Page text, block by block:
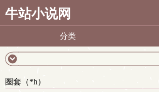
牛站小说网
分类
圈套（*h）